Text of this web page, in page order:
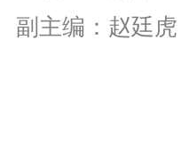
副主编：赵廷虎